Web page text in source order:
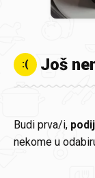
:( Još
Budi prva/i,
nekome u